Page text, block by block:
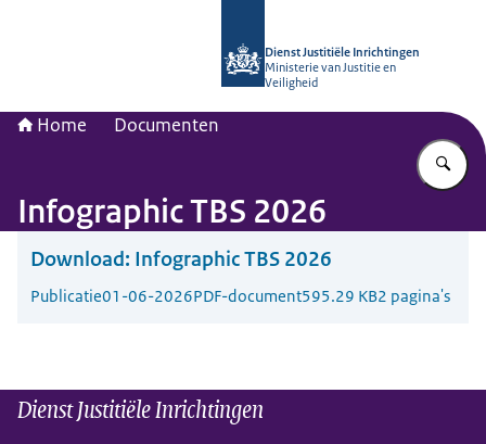
Dienst Justitiële Inrichtingen
Ministerie van Justitie en
Veiligheid
Home Documenten
Infographic TBS 2026
Download: Infographic TBS 2026
Publicatie01-06-2026PDF-document595.29 KB2 pagina's
Dienst Justitiële Inrichtingen